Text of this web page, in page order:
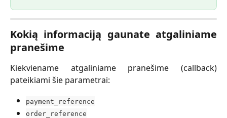
Kokią informaciją gaunate atgaliniame
pranešime
Kiekviename atgaliniame pranešime (callback)
pateikiami šie parametrai:
payment_reference
order_reference